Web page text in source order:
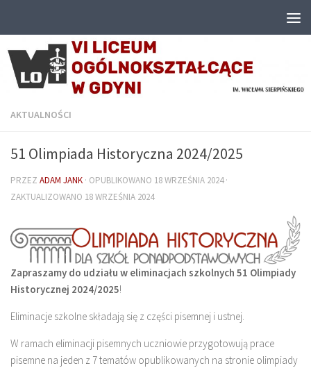
AKTUALNOŚCI
51 Olimpiada Historyczna 2024/2025
PRZEZ ADAM JANK · OPUBLIKOWANO 18 WRZEŚNIA 2024·
ZAKTUALIZOWANO 18 WRZEŚNIA 2024
Zapraszamy do udziału w eliminacjach szkolnych 51 Olimpiady
Historycznej 2024/2025!
Eliminacje szkolne składają się z części pisemnej i ustnej.
W ramach eliminacji pisemnych uczniowie przygotowują prace
pisemne na jeden z 7 tematów opublikowanych na stronie olimpiady